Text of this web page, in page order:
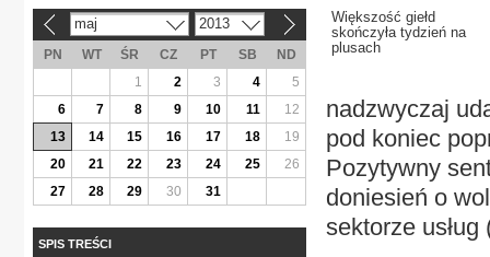
Większość giełd
skończyła tydzień na
plusach
nadzwyczaj
pod koniec
Pozytywny
doniesień o
sektorze
maj 2013
PN WT ŚR CZ PT SB
ND
1
2 3 4
5
6
7 8 9 10 11
12
13
14 15 16 17 18
19
20
21 22 23 24 25
26
27
28 29 30 31
SPIS TREŚCI